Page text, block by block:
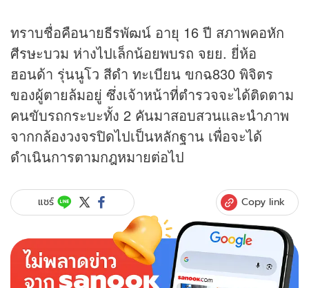
ทราบชื่อคือนายธีรพัฒน์ อายุ 16 ปี สภาพคอหัก
ศีรษะบวม ห่างไปเล็กน้อยพบรถ จยย. ยี่ห้อ
ฮอนด้า รุ่นนูโว สีดำ ทะเบียน ขกฉ830 พิจิตร
ของผู้ตายล้มอยู่ ซึ่งเจ้าหน้าที่ตำรวจจะได้ติดตาม
คนขับรถกระบะทั้ง 2 คันมาสอบสวนและนำภาพ
จากกล้องวงจรปิดไปเป็นหลักฐาน เพื่อจะได้
ดำเนินการตามกฎหมายต่อไป
แชร์ Copy link